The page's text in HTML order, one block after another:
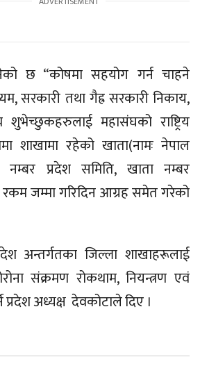
छ “कोषमा सहयोग गर्न चाहने
सरकारी तथा गैह्र सरकारी निकाय,
महासंघको राष्ट्रिय
शाखामा रहेको खाता(नामः नेपाल
प्रदेश समिति, खाता नम्बर
रकम जम्मा गरिदिन आग्रह समेत गरेको
अन्तर्गतका जिल्ला शाखाहरूलाई
संक्रमण रोकथाम, नियन्त्रण एवं
प्रदेश अध्यक्ष देवकोटाले दिए ।